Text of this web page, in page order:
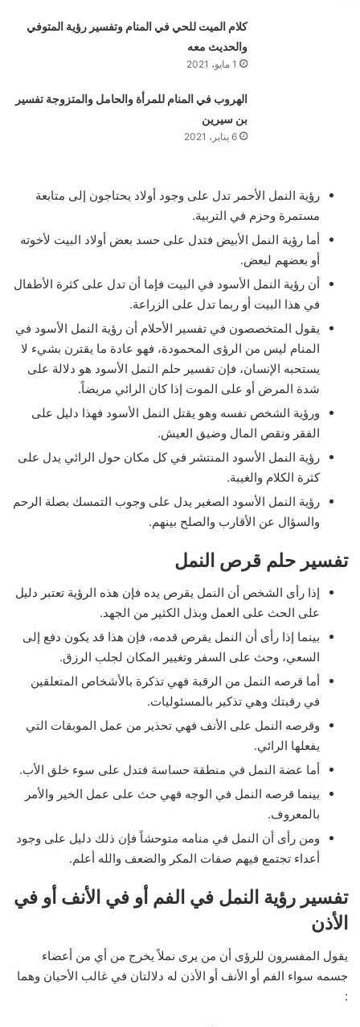
كلام الميت للحي في المنام وتفسير رؤية المتوفي
والحديث معه
1 مايو، 2021
الهروب في المنام للمرأة والحامل والمتزوجة تفسير
بن سيرين
6 يناير، 2021
رؤية النمل الأحمر تدل على وجود أولاد يحتاجون إلى متابعة
مستمرة وحزم في التربية.
أما رؤية النمل الأبيض فتدل على حسد بعض أولاد البيت لأخوته
أو بعضهم لبعض.
أن رؤية النمل الأسود في البيت فإما أن تدل على كثرة الأطفال
في هذا البيت أو ربما تدل على الزراعة.
يقول المتخصصون في تفسير الأحلام أن رؤية النمل الأسود في
المنام ليس من الرؤى المحمودة، فهو عادة ما يقترن بشيء لا
يستحبه الإنسان، فإن تفسير حلم النمل الأسود هو دلالة على
شدة المرض أو على الموت إذا كان الرائي مريضاً.
ورؤية الشخص نفسه وهو يقتل النمل الأسود فهذا دليل على
الفقر ونقص المال وضيق العيش.
رؤية النمل الأسود المنتشر في كل مكان حول الرائي يدل على
كثرة الكلام والغيبة.
رؤية النمل الأسود الصغير يدل على وجوب التمسك بصلة الرحم
والسؤال عن الأقارب والصلح بينهم.
تفسير حلم قرص النمل
إذا رأى الشخص أن النمل يقرص يده فإن هذه الرؤية تعتبر دليل
على الحث على العمل وبذل الكثير من الجهد.
بينما إذا رأى أن النمل يقرص قدمه، فإن هذا قد يكون دفع إلى
السعي، وحث على السفر وتغيير المكان لجلب الرزق.
أما قرصه النمل من الرقبة فهي تذكرة بالأشخاص المتعلقين
في رقبتك وهي تذكير بالمسئوليات.
وقرصه النمل على الأنف فهي تحذير من عمل الموبقات التي
يفعلها الرائي.
أما عضة النمل في منطقة حساسة فتدل على سوء خلق الأب.
بينما قرصه النمل في الوجه فهي حث على عمل الخير والأمر
بالمعروف.
ومن رأى أن النمل في منامه متوحشاً فإن ذلك دليل على وجود
أعداء تجتمع فيهم صفات المكر والضعف والله أعلم.
تفسير رؤية النمل في الفم أو في الأنف أو في
الأذن
يقول المفسرون للرؤى أن من يرى نملاً يخرج من أي من أعضاء
جسمه سواء الفم أو الأنف أو الأذن له دلالتان في غالب الأحيان وهما
: